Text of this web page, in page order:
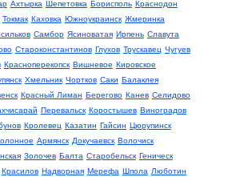
Ахтырка Шепетовка Борисполь Краснодон
Токмак Каховка Южноукраинск Жмеринка
Самбор Ясиноватая Ирпень Славута
Староконстантинов Глухов Трускавец Чугуев
Красноперекопск Вишневое Кировское
Хмельник Чортков Саки Балаклея
Красный Лиман Берегово Канев Селидово
Перевальск Коростышев Виноградов
Кролевец Казатин Гайсин Цюрупинск
Армянск Докучаевск Волочиск
Золочев Балта Старобельск Геническ
Красилов Надворная Мерефа Шпола Люботин